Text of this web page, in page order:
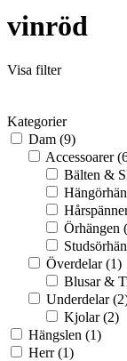
vinröd
Visa filter
Kategorier
Dam (9)
Accessoarer
Bälten &
Örhängen
Överdelar (1)
Blusar &
Underdelar
Kjolar (2)
Hängslen (1)
Herr (1)